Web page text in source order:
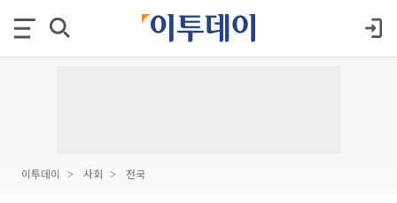
이투데이 사회 전국